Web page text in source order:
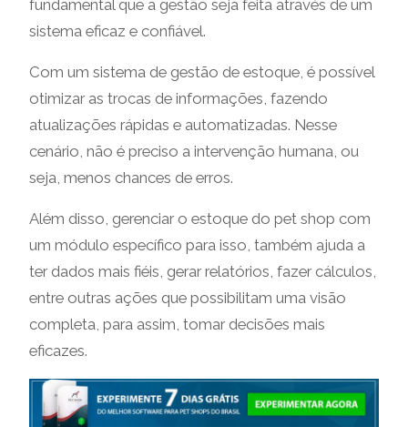
fundamental que a gestão seja feita através de um
sistema eficaz e confiável.
Com um sistema de gestão de estoque, é possível
otimizar as trocas de informações, fazendo
atualizações rápidas e automatizadas. Nesse
cenário, não é preciso a intervenção humana, ou
seja, menos chances de erros.
Além disso, gerenciar o estoque do pet shop com
um módulo específico para isso, também ajuda a
ter dados mais fiéis, gerar relatórios, fazer cálculos,
entre outras ações que possibilitam uma visão
completa, para assim, tomar decisões mais
eficazes.